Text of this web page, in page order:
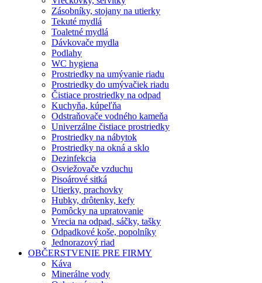
Zásobníky, stojany na utierky
Tekuté mydlá
Toaletné mydlá
Dávkovače mydla
Podlahy
WC hygiena
Prostriedky na umývanie riadu
Prostriedky do umývačiek riadu
Čistiace prostriedky na odpad
Kuchyňa, kúpeľňa
Odstraňovače vodného kameňa
Univerzálne čistiace prostriedky
Prostriedky na nábytok
Prostriedky na okná a sklo
Dezinfekcia
Osviežovače vzduchu
Pisoárové sitká
Utierky, prachovky
Hubky, drôtenky, kefy
Pomôcky na upratovanie
Vrecia na odpad, sáčky, tašky
Odpadkové koše, popolníky
Jednorazový riad
OBČERSTVENIE PRE FIRMY
Káva
Minerálne vody